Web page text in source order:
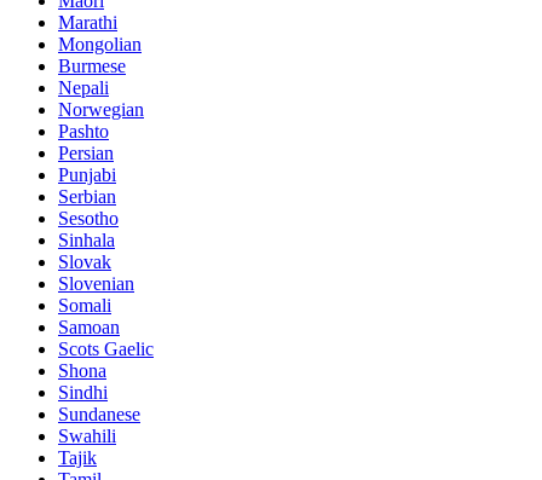
Marathi
Mongolian
Burmese
Nepali
Norwegian
Pashto
Persian
Punjabi
Serbian
Sesotho
Sinhala
Slovak
Slovenian
Somali
Samoan
Scots Gaelic
Shona
Sindhi
Sundanese
Swahili
Tajik